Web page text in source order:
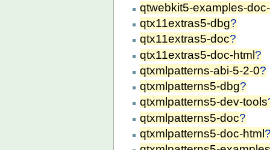
qtwebkit5-examples-
qtx11extras5-dbg?
qtx11extras5-doc?
qtx11extras5-doc-html?
qtxmlpatterns-abi-5-2-0?
qtxmlpatterns5-dbg?
qtxmlpatterns5-dev-tools
qtxmlpatterns5-doc?
qtxmlpatterns5-doc-html